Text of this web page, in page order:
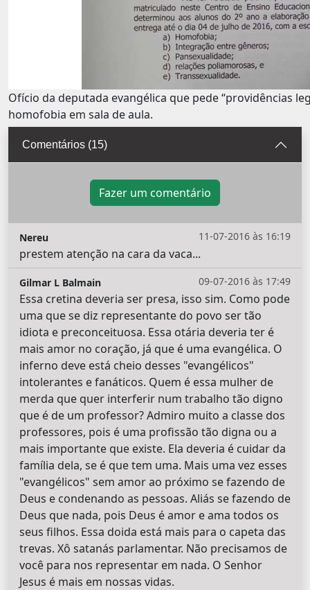
Ofício da deputada evangélica que pede “providências
homofobia em sala de aula.
Comentários (15)
Fazer um comentário
11-07-2016 às 16:19
Nereu
prestem atenção na cara da vaca...
09-07-2016 às 17:49
Gilmar L Balmain
Essa cretina deveria ser presa, isso sim. Como pode
uma que se diz representante do povo ser tão
idiota e preconceituosa. Essa otária deveria ter é
mais amor no coração, já que é uma evangélica. O
inferno deve está cheio desses "evangélicos"
intolerantes e fanáticos. Quem é essa mulher de
merda que quer interferir num trabalho tão digno
que é de um professor? Admiro muito a classe dos
professores, pois é uma profissão tão digna ou a
mais importante que existe. Ela deveria é cuidar da
família dela, se é que tem uma. Mais uma vez esses
"evangélicos" sem amor ao próximo se fazendo de
Deus e condenando as pessoas. Aliás se fazendo de
Deus que nada, pois Deus é amor e ama todos os
seus filhos. Essa doida está mais para o capeta das
trevas. Xô satanás parlamentar. Não precisamos de
você para nos representar em nada. O Senhor
Jesus é mais em nossas vidas.